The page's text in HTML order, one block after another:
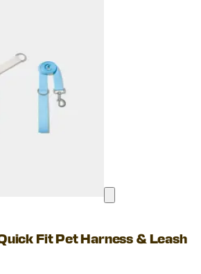
Fit Pet Harness & Leash